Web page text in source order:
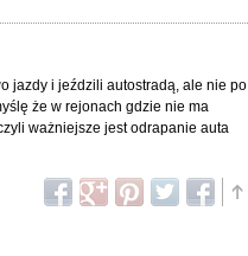
jazdy i jeździli autostradą, ale nie po
że w rejonach gdzie nie ma
ważniejsze jest odrapanie auta